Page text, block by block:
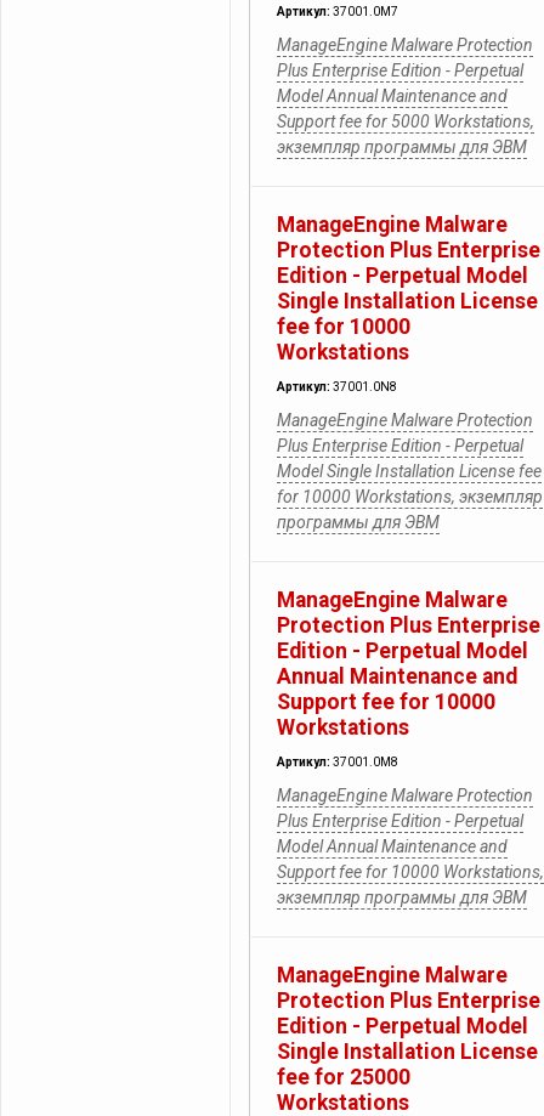
Артикул: 37001.0M7
ManageEngine Malware Protection
Plus Enterprise Edition - Perpetual
Model Annual Maintenance and
Support fee for 5000 Workstations,
экземпляр программы для ЭВМ
ManageEngine Malware
Protection Plus Enterprise
Edition - Perpetual Model
Single Installation License
fee for 10000
Workstations
Артикул: 37001.0N8
ManageEngine Malware Protection
Plus Enterprise Edition - Perpetual
Model Single Installation License fee
for 10000 Workstations, экземпляр
программы для ЭВМ
ManageEngine Malware
Protection Plus Enterprise
Edition - Perpetual Model
Annual Maintenance and
Support fee for 10000
Workstations
Артикул: 37001.0M8
ManageEngine Malware Protection
Plus Enterprise Edition - Perpetual
Model Annual Maintenance and
Support fee for 10000 Workstations,
экземпляр программы для ЭВМ
ManageEngine Malware
Protection Plus Enterprise
Edition - Perpetual Model
Single Installation License
fee for 25000
Workstations